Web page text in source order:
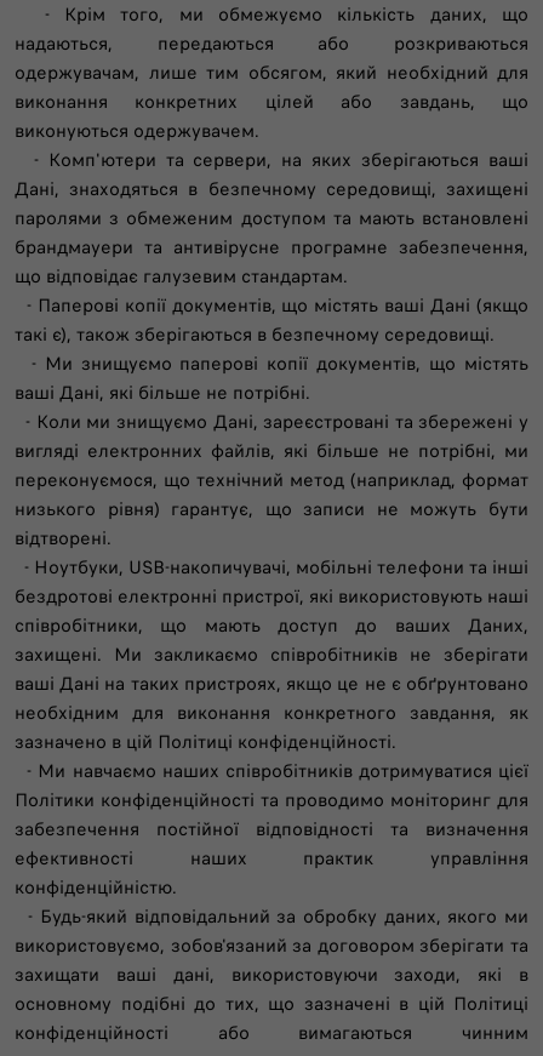
- Крім того, ми обмежуємо кількість даних, що
надаються, передаються або розкриваються
одержувачам, лише тим обсягом, який необхідний для
виконання конкретних цілей або завдань, що
виконуються одержувачем.
- Комп'ютери та сервери, на яких зберігаються ваші
Дані, знаходяться в безпечному середовищі, захищені
паролями з обмеженим доступом та мають встановлені
брандмауери та антивірусне програмне забезпечення,
що відповідає галузевим стандартам.
- Паперові копії документів, що містять ваші Дані (якщо
такі є), також зберігаються в безпечному середовищі.
- Ми знищуємо паперові копії документів, що містять
ваші Дані, які більше не потрібні.
- Коли ми знищуємо Дані, зареєстровані та збережені у
вигляді електронних файлів, які більше не потрібні, ми
переконуємося, що технічний метод (наприклад, формат
низького рівня) гарантує, що записи не можуть бути
відтворені.
- Ноутбуки, USB-накопичувачі, мобільні телефони та інші
бездротові електронні пристрої, які використовують наші
співробітники, що мають доступ до ваших Даних,
захищені. Ми закликаємо співробітників не зберігати
ваші Дані на таких пристроях, якщо це не є обґрунтовано
необхідним для виконання конкретного завдання, як
зазначено в цій Політиці конфіденційності.
- Ми навчаємо наших співробітників дотримуватися цієї
Політики конфіденційності та проводимо моніторинг для
забезпечення постійної відповідності та визначення
ефективності наших практик управління
конфіденційністю.
- Будь-який відповідальний за обробку даних, якого ми
використовуємо, зобов'язаний за договором зберігати та
захищати ваші дані, використовуючи заходи, які в
основному подібні до тих, що зазначені в цій Політиці
конфіденційності або вимагаються чинним